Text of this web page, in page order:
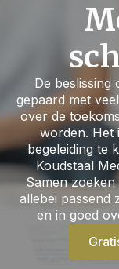
De beslissing
gepaard met
over de
worden. Het
begeleiding te
Koudstaal
Samen
allebei passend
en in goed